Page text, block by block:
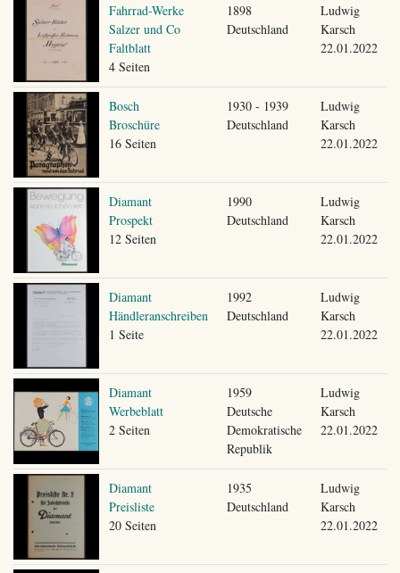
Fahrrad-Werke
Salzer und Co
Faltblatt
4 Seiten
1898
Deutschland
Ludwig
Karsch
22.01.2022
Bosch
Broschüre
16 Seiten
1930 - 1939
Deutschland
Ludwig
Karsch
22.01.2022
Diamant
Prospekt
12 Seiten
1990
Deutschland
Ludwig
Karsch
22.01.2022
Diamant
Händleranschreiben
1 Seite
1992
Deutschland
Ludwig
Karsch
22.01.2022
Diamant
Werbeblatt
2 Seiten
1959
Deutsche
Demokratische
Republik
Ludwig
Karsch
22.01.2022
Diamant
Preisliste
20 Seiten
1935
Deutschland
Ludwig
Karsch
22.01.2022